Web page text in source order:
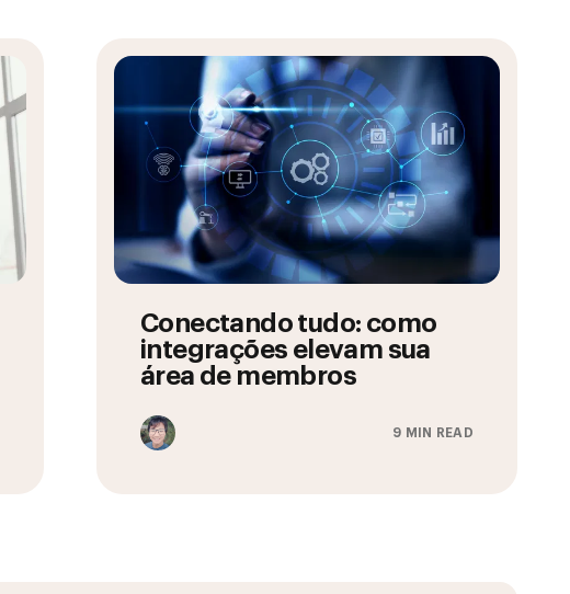
Conectando tudo: como
integrações elevam sua
área de membros
9 MIN READ